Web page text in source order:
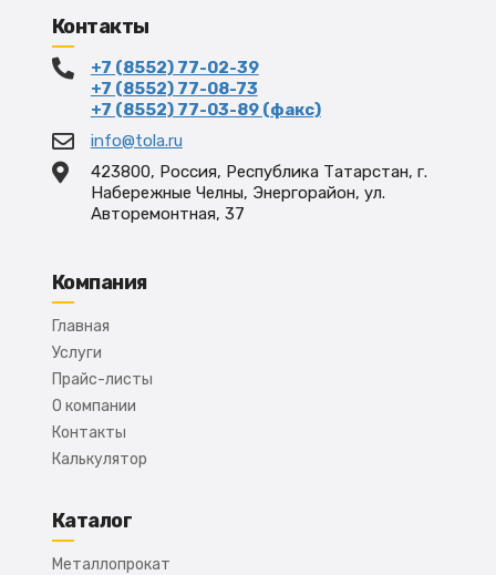
Контакты
+7 (8552) 77-02-39
+7 (8552) 77-08-73
+7 (8552) 77-03-89 (факс)
info@tola.ru
423800, Россия, Республика Татарстан, г.
Набережные Челны, Энергорайон, ул.
Авторемонтная, 37
Компания
Главная
Услуги
Прайс-листы
О компании
Контакты
Калькулятор
Каталог
Металлопрокат